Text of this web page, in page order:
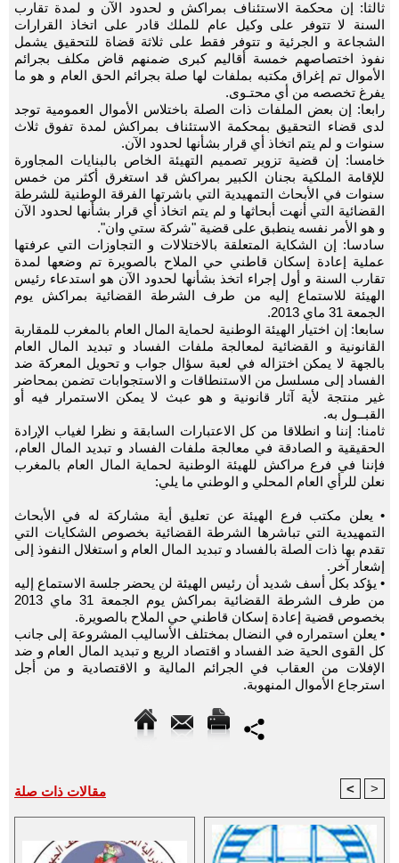
ثالثا: إن محكمة الاستئناف بمراكش و لحدود الآن و لمدة تقارب
السنة لا تتوفر على وكيل عام للملك قادر على اتخاذ القرارات
الشجاعة و الجرئية و تتوفر فقط على ثلاثة قضاة للتحقيق يشمل
نفوذ اختصاصهم خمسة أقاليم كبرى ضمنهم قاض مكلف بجرائم
الأموال تم إغراق مكتبه بملفات لها صلة بجرائم الحق العام و هو ما
يفرغ تخصصه من أي محتـوى.
رابعا: إن بعض الملفات ذات الصلة باختلاس الأموال العمومية توجد
لدى قضاء التحقيق بمحكمة الاستئناف بمراكش لمدة تفوق ثلاث
سنوات و لم يتم اتخاذ أي قرار بشأنها لحدود الآن.
خامسا: إن قضية تزوير تصميم التهيئة الخاص بالبنايات المجاورة
للإقامة الملكية بجنان الكبير بمراكش قد استغرق أكثر من خمس
سنوات في الأبحاث التمهيدية التي باشرتها الفرقة الوطنية للشرطة
القضائية التي أنهت أبحاثها و لم يتم اتخاذ أي قرار بشأنها لحدود الآن
و هو الأمر نفسه ينطبق على قضية "شركة ستي وان".
سادسا: إن الشكاية المتعلقة بالاختلالات و التجاوزات التي عرفتها
عملية إعادة إسكان قاطني حي الملاح بالصويرة تم وضعها لمدة
تقارب السنة و أول إجراء اتخذ بشأنها لحدود الآن هو استدعاء رئيس
الهيئة للاستماع إليه من طرف الشرطة القضائية بمراكش يوم
الجمعة 31 ماي 2013.
سابعا: إن اختيار الهيئة الوطنية لحماية المال العام بالمغرب للمقاربة
القانونية و القضائية لمعالجة ملفات الفساد و تبديد المال العام
بالجهة لا يمكن اختزاله في لعبة سؤال جواب و تحويل المعركة ضد
الفساد إلى مسلسل من الاستنطاقات و الاستجوابات تضمن بمحاضر
غير منتجة لأية آثار قانونية و هو عبث لا يمكن الاستمرار فيه أو
القبــول به.
ثامنا: إننا و انطلاقا من كل الاعتبارات السابقة و نظرا لغياب الإرادة
الحقيقية و الصادقة في معالجة ملفات الفساد و تبديد المال العام،
فإننا في فرع مراكش للهيئة الوطنية لحماية المال العام بالمغرب
نعلن للرأي العام المحلي و الوطني ما يلي:
• يعلن مكتب فرع الهيئة عن تعليق أية مشاركة له في الأبحاث
التمهيدية التي تباشرها الشرطة القضائية بخصوص الشكايات التي
تقدم بها ذات الصلة بالفساد و تبديد المال العام و استغلال النفوذ إلى
إشعار آخر.
• يؤكد بكل أسف شديد أن رئيس الهيئة لن يحضر جلسة الاستماع إليه
من طرف الشرطة القضائية بمراكش يوم الجمعة 31 ماي 2013
بخصوص قضية إعادة إسكان قاطني حي الملاح بالصويرة.
• يعلن استمراره في النضال بمختلف الأساليب المشروعة إلى جانب
كل القوى الحية ضد الفساد و اقتصاد الريع و تبديد المال العام و ضد
الإفلات من العقاب في الجرائم المالية و الاقتصادية و من أجل
استرجاع الأموال المنهوبة.
مقالات ذات صلة < >